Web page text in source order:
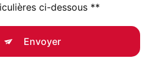
ci-dessous **
Envoyer